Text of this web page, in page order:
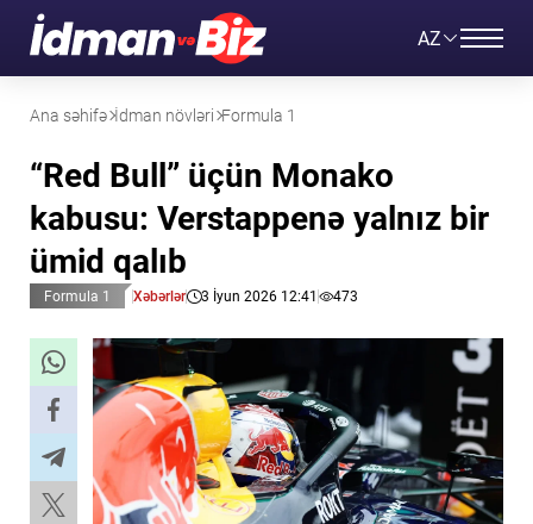
AZ
Ana səhifə İdman növləri Formula 1
“Red Bull” üçün Monako
kabusu: Verstappenə yalnız bir
ümid qalıb
Formula 1 Xəbərlər 3 İyun 2026 12:41 473